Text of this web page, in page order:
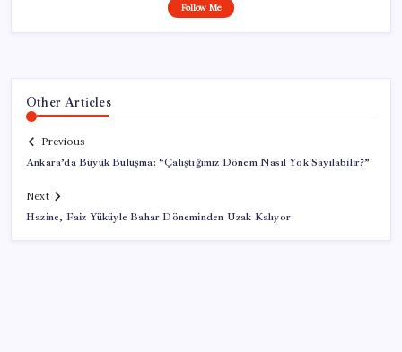
Follow Me
Other Articles
Previous
Ankara’da Büyük Buluşma: “Çalıştığımız Dönem Nasıl Yok Sayılabilir?”
Next
Hazine, Faiz Yüküyle Bahar Döneminden Uzak Kalıyor